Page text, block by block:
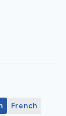
French